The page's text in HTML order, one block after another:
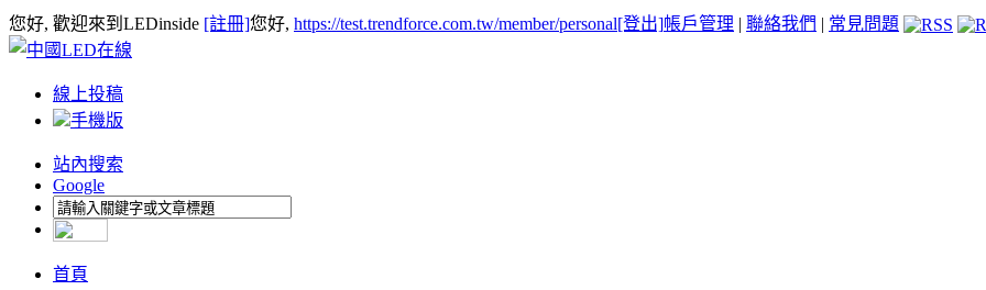
您好, 歡迎來到LEDinside [註冊]您好, https://test.trendforce.com.tw/member/personal[登出]帳戶管理 | 聯絡我們 | 常見問題
線上投稿
手機版
站內搜索
Google
首頁